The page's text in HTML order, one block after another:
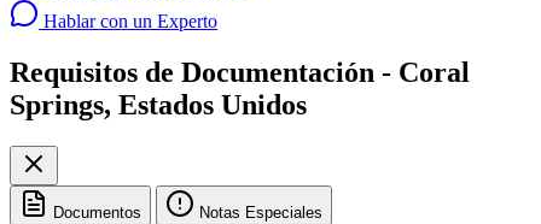
Hablar con un Experto
Requisitos de Documentación - Coral
Springs, Estados Unidos
Documentos Notas Especiales